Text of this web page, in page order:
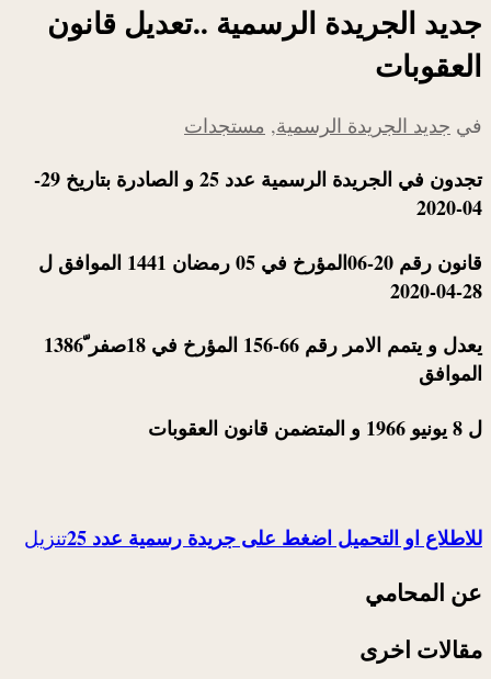
جديد الجريدة الرسمية ..تعديل قانون
العقوبات
في جديد الجريدة الرسمية, مستجدات
تجدون في الجريدة الرسمية عدد 25 و الصادرة بتاريخ 29-
04-2020
قانون رقم 20-06المؤرخ في 05 رمضان 1441 الموافق ل
28-04-2020
يعدل و يتمم الامر رقم 66-156 المؤرخ في 18صفر ّ1386
الموافق
ل 8 يونيو 1966 و المتضمن قانون العقوبات
للاطلاع او التحميل اضغط على جريدة رسمية عدد 25 تنزيل
عن المحامي
مقالات اخرى